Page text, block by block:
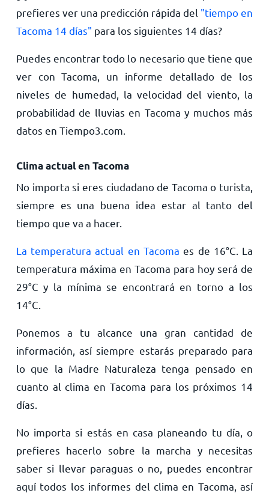
prefieres ver una predicción rápida del "tiempo en
Tacoma 14 días" para los siguientes 14 días?
Puedes encontrar todo lo necesario que tiene que
ver con Tacoma, un informe detallado de los
niveles de humedad, la velocidad del viento, la
probabilidad de lluvias en Tacoma y muchos más
datos en Tiempo3.com.
Clima actual en Tacoma
No importa si eres ciudadano de Tacoma o turista,
siempre es una buena idea estar al tanto del
tiempo que va a hacer.
La temperatura actual en Tacoma es de 16°C . La
temperatura máxima en Tacoma para hoy será de
29°C y la mínima se encontrará en torno a los
14°C
Ponemos a tu alcance una gran cantidad de
información, así siempre estarás preparado para
lo que la Madre Naturaleza tenga pensado en
cuanto al clima en Tacoma para los próximos 14
días.
No importa si estás en casa planeando tu día, o
prefieres hacerlo sobre la marcha y necesitas
saber si llevar paraguas o no, puedes encontrar
aquí todos los informes del clima en Tacoma, así